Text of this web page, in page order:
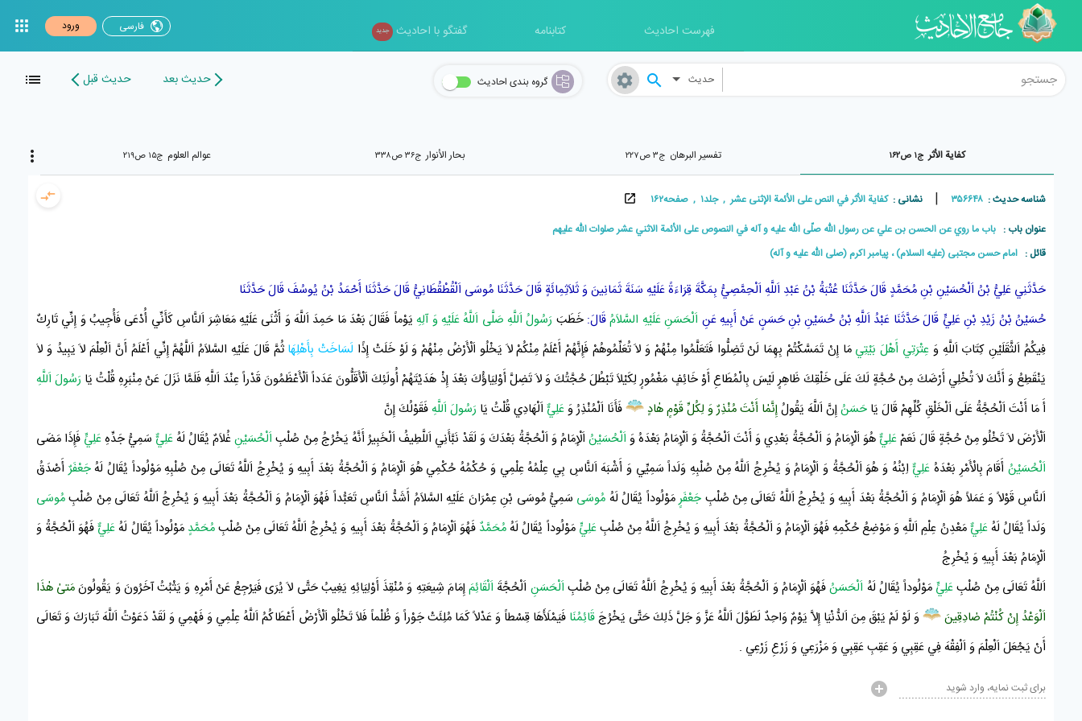
فهرست احادیث کتابنامه گفتگو با احادیث جدید فارسی ورود
حدیث گروه بندی احادیث حدیث بعد حدیث قبل
کفایة الأثر ج۱ ص۱۶۲ تفسیر البرهان ج۳ ص۲۲۷ بحار الأنوار ج۳۶ ص۳۳۸ عوالم العلوم ج۱۵ ص۲۱۹
شناسه حدیث : ۳۵۶۶۴۸ | نشانی :کفاية الأثر في النص على الأئمة الإثنی عشر , جلد۱ , صفحه۱۶۲
عنوان باب : باب ما روي عن الحسن بن علي عن رسول اللّه صلّى اللّه عليه و آله في النصوص على الأئمة الاثني عشر صلوات اللّه عليهم
قائل : امام حسن مجتبی (علیه السلام) ، پيامبر اکرم (صلی الله علیه و آله)
حَدَّثَنِي عَلِيُّ بْنُ اَلْحُسَيْنِ بْنِ مُحَمَّدٍ قَالَ حَدَّثَنَا عُتْبَةُ بْنُ عَبْدِ اَللَّهِ اَلْحِمَّصِيُّ بِمَكَّةَ قِرَاءَةً عَلَيْهِ سَنَةَ ثَمَانِينَ وَ ثَلاَثِمِائَةٍ قَالَ حَدَّثَنَا مُوسَى اَلْقُطْقُطَانِيُّ قَالَ حَدَّثَنَا أَحْمَدُ بْنُ يُوسُفَقَالَ حَدَّثَنَا
حُسَيْنُ بْنُ زَيْدِ بْنِ عَلِيٍّ قَالَ حَدَّثَنَا عَبْدُ اَللَّهِ بْنُ حُسَيْنِ بْنِ حَسَنٍ عَنْأَبِيهِعَنِ اَلْحَسَنِ عَلَيْهِ السَّلاَمُقَالَ: خَطَبَ رَسُولُ اَللَّهِ صَلَّى اَللَّهُ عَلَيْهِ وَ آلِهِيَوْماً فَقَالَ بَعْدَ مَا حَمِدَ اَللَّهَ وَ أَثْنَى عَلَيْهِ مَعَاشِرَ اَلنَّاسِ كَأَنِّي أُدْعَى فَأُجِيبُ وَ إِنِّي تَارِكٌ
فِيكُمُ اَلثَّقَلَيْنِ كِتَابَ اَللَّهِ وَ عِتْرَتِي أَهْلَ بَيْتِي مَا إِنْ تَمَسَّكْتُمْ بِهِمَا لَنْ تَضِلُّوا فَتَعَلَّمُوا مِنْهُمْ وَ لاَ تُعَلِّمُوهُمْ فَإِنَّهُمْ أَعْلَمُ مِنْكُمْ لاَ يَخْلُو اَلْأَرْضُ مِنْهُمْ وَ لَوْ خَلَتْ إِذًا لَسَاخَتْ بِأَهْلِهَا ثُمَّ قَالَ عَلَيْهِ السَّلاَمُ اَللَّهُمَّ إِنِّي أَعْلَمُ أَنَّ اَلْعِلْمَ لاَ يَبِيدُ وَ لاَ
يَنْقَطِعُ وَ أَنَّكَ لاَ تُخْلِي أَرْضَكَ مِنْ حُجَّةٍ لَكَ عَلَى خَلْقِكَ ظَاهِرٍ لَيْسَ بِالْمُطَاعِ أَوْ خَائِفٍ مَغْمُورٍ لِكَيْلاَ تَبْطُلَ حُجَّتُكَ وَ لاَ تَضِلَّ أَوْلِيَاؤُكَ بَعْدَ إِذْ هَدَيْتَهُمْ أُولَئِكَ اَلْأَقَلُّونَ عَدَداً اَلْأَعْظَمُونَ قَدْراً عِنْدَ اَللَّهِ فَلَمَّا نَزَلَ عَنْ مِنْبَرِهِ قُلْتُ يَا رَسُولَ اَللَّهِ
أَ مَا أَنْتَ اَلْحُجَّةُ عَلَى اَلْخَلْقِ كُلِّهِمْ قَالَ يَا حَسَنُإِنَّ اَللَّهَ يَقُولُإِنَّمٰا أَنْتَ مُنْذِرٌ وَ لِكُلِّ قَوْمٍ هٰادٍ فَأَنَا اَلْمُنْذِرُ وَعَلِيٌّ اَلْهَادِي قُلْتُ يَا رَسُولَ اَللَّهِفَقَوْلُكَ إِنَّ
اَلْأَرْضَ لاَ تَخْلُو مِنْ حُجَّةٍ قَالَ نَعَمْعَلِيٌّهُوَ اَلْإِمَامُ وَ اَلْحُجَّةُ بَعْدِي وَ أَنْتَ اَلْحُجَّةُ وَ اَلْإِمَامُ بَعْدَهُ وَ اَلْحُسَيْنُاَلْإِمَامُ وَ اَلْحُجَّةُ بَعْدَكَ وَ لَقَدْ نَبَّأَنِي اَللَّطِيفُ اَلْخَبِيرُ أَنَّهُ يَخْرُجُ مِنْ صُلْبِ اَلْحُسَيْنِغُلاَمٌ يُقَالُ لَهُعَلِيٌّسَمِيُّ جَدِّهِعَلِيٍّ فَإِذَا مَضَى
اَلْحُسَيْنُأَقَامَ بِالْأَمْرِ بَعْدَهُ عَلِيٌّاِبْنُهُ وَ هُوَ اَلْحُجَّةُ وَ اَلْإِمَامُ وَ يُخْرِجُ اَللَّهُ مِنْ صُلْبِهِ وَلَداً سَمِيِّي وَ أَشْبَهَ اَلنَّاسِ بِي عِلْمُهُ عِلْمِي وَ حُكْمُهُ حُكْمِي هُوَ اَلْإِمَامُ وَ اَلْحُجَّةُ بَعْدَ أَبِيهِ وَ يُخْرِجُ اَللَّهُ تَعَالَى مِنْ صُلْبِهِ مَوْلُوداً يُقَالُ لَهُجَعْفَرٌأَصْدَقُ
اَلنَّاسِ قَوْلاً وَ عَمَلاً هُوَ اَلْإِمَامُ وَ اَلْحُجَّةُ بَعْدَ أَبِيهِ وَ يُخْرِجُ اَللَّهُ تَعَالَى مِنْ صُلْبِ جَعْفَرٍمَوْلُوداً يُقَالُ لَهُ مُوسَى سَمِيُّمُوسَى بْنِ عِمْرَانَ عَلَيْهِ السَّلاَمُ أَشَدُّ اَلنَّاسِ تَعَبُّداً فَهُوَ اَلْإِمَامُ وَ اَلْحُجَّةُ بَعْدَ أَبِيهِ وَ يُخْرِجُ اَللَّهُ تَعَالَى مِنْ صُلْبِمُوسَى
وَلَداً يُقَالُ لَهُعَلِيٌّمَعْدِنُ عِلْمِ اَللَّهِ وَ مَوْضِعُ حُكْمِهِ فَهُوَ اَلْإِمَامُ وَ اَلْحُجَّةُ بَعْدَ أَبِيهِ وَ يُخْرِجُ اَللَّهُ مِنْ صُلْبِعَلِيٍّ مَوْلُوداً يُقَالُ لَهُمُحَمَّدٌ فَهُوَ اَلْإِمَامُ وَ اَلْحُجَّةُ بَعْدَ أَبِيهِ وَ يُخْرِجُ اَللَّهُ تَعَالَى مِنْ صُلْبِمُحَمَّدٍ مَوْلُوداً يُقَالُ لَهُعَلِيٌّفَهُوَ اَلْحُجَّةُ وَ
اَلْإِمَامُ بَعْدَ أَبِيهِ وَ يُخْرِجُ
اَللَّهُ تَعَالَى مِنْ صُلْبِعَلِيٍّ مَوْلُوداً يُقَالُ لَهُ اَلْحَسَنُفَهُوَ اَلْإِمَامُ وَ اَلْحُجَّةُ بَعْدَ أَبِيهِ وَ يُخْرِجُ اَللَّهُ تَعَالَى مِنْ صُلْبِ اَلْحَسَنِ اَلْحُجَّةَ اَلْقَائِمَإِمَامَ شِيعَتِهِ وَ مُنْقِذَ أَوْلِيَائِهِ يَغِيبُ حَتَّى لاَ يُرَى فَيَرْجِعُ عَنْ أَمْرِهِ وَ يَثْبُتُ آخَرُونَ وَ يَقُولُونَمَتىٰ هٰذَا
اَلْوَعْدُ إِنْ كُنْتُمْ صٰادِقِينَ
وَ لَوْ لَمْ يَبْقَ مِنَ اَلدُّنْيَا إِلاَّ يَوْمٌ وَاحِدٌ لَطَوَّلَ اَللَّهُ عَزَّ وَ جَلَّ ذَلِكَ حَتَّى يَخْرُجَقَائِمُنَا فَيَمْلَأَهَا قِسْطاً وَ عَدْلاً كَمَا مُلِئَتْ جَوْراً وَ ظُلْماً فَلاَ تَخْلُو اَلْأَرْضُ أَعْطَاكُمُ اَللَّهُ عِلْمِي وَ فَهْمِي وَ لَقَدْ دَعَوْتُ اَللَّهَ تَبَارَكَ وَ تَعَالَى
أَنْ يَجْعَلَ اَلْعِلْمَ وَ اَلْفِقْهَ فِي عَقِبِي وَ عَقِبِ عَقِبِي وَ مَزْرَعِي وَ زَرْعِ زَرْعِي .
برای ثبت نمایه، وارد شوید